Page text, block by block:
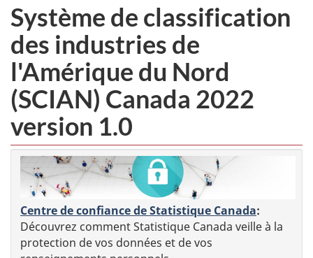
Système de classification
des industries de
l'Amérique du Nord
(SCIAN) Canada 2022
version 1.0
Centre de confiance de Statistique Canada:
Découvrez comment Statistique Canada veille à la
protection de vos données et de vos